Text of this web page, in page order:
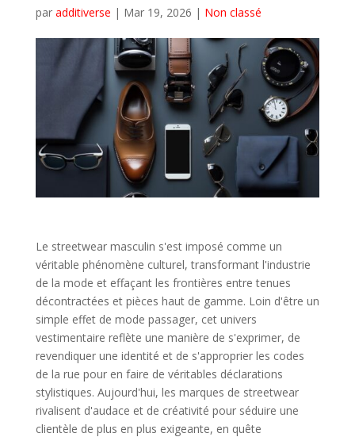
par additiverse | Mar 19, 2026 | Non classé
Le streetwear masculin s'est imposé comme un
véritable phénomène culturel, transformant l'industrie
de la mode et effaçant les frontières entre tenues
décontractées et pièces haut de gamme. Loin d'être un
simple effet de mode passager, cet univers
vestimentaire reflète une manière de s'exprimer, de
revendiquer une identité et de s'approprier les codes
de la rue pour en faire de véritables déclarations
stylistiques. Aujourd'hui, les marques de streetwear
rivalisent d'audace et de créativité pour séduire une
clientèle de plus en plus exigeante, en quête